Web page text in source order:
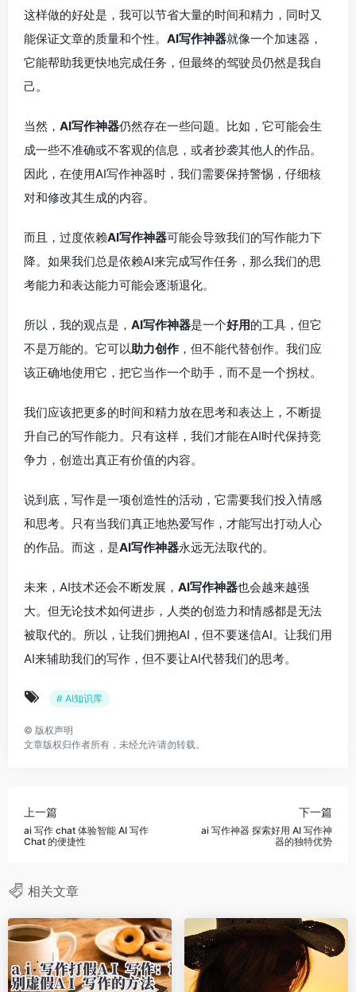
这样做的好处是，我可以节省大量的时间和精力，同时又
能保证文章的质量和个性。 AI写作神器就像一个加速器，
它能帮助我更快地完成任务，但最终的驾驶员仍然是我自
己。
当然， AI写作神器仍然存在一些问题。比如，它可能会生
成一些不准确或不客观的信息，或者抄袭其他人的作品。
因此，在使用AI写作神器时，我们需要保持警惕，仔细核
对和修改其生成的内容。
而且，过度依赖AI写作神器可能会导致我们的写作能力下
降。如果我们总是依赖AI来完成写作任务，那么我们的思
考能力和表达能力可能会逐渐退化。
所以，我的观点是， AI写作神器是一个好用的工具，但它
不是万能的。它可以助力创作 ，但不能代替创作。我们应
该正确地使用它，把它当作一个助手，而不是一个拐杖。
我们应该把更多的时间和精力放在思考和表达上，不断提
升自己的写作能力。只有这样，我们才能在AI时代保持竞
争力，创造出真正有价值的内容。
说到底，写作是一项创造性的活动，它需要我们投入情感
和思考。只有当我们真正地热爱写作，才能写出打动人心
的作品。而这，是AI写作神器永远无法取代的。
未来，AI技术还会不断发展， AI写作神器也会越来越强
大。但无论技术如何进步，人类的创造力和情感都是无法
被取代的。所以，让我们拥抱AI，但不要迷信AI。让我们用
AI来辅助我们的写作，但不要让AI代替我们的思考。
# AI知识库
© 版权声明
文章版权归作者所有，未经允许请勿转载。
上一篇
ai 写作 chat 体验智能 AI 写作
Chat 的便捷性
下一篇
ai 写作神器 探索好用 AI 写作神
器的独特优势
相关文章